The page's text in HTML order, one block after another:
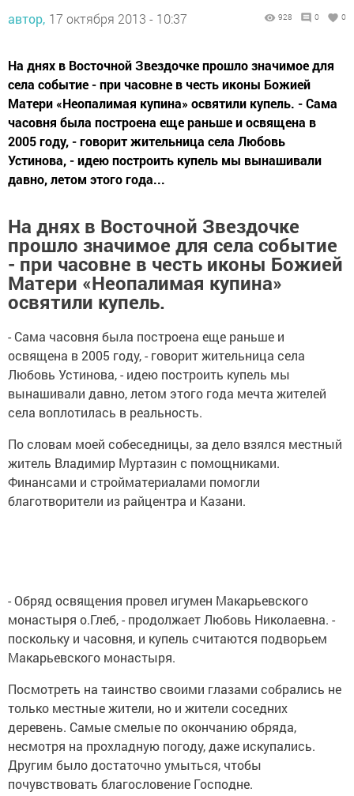
автор, 17 октября 2013 - 10:37 928 0 0
На днях в Восточной Звездочке прошло значимое для
села событие - при часовне в честь иконы Божией
Матери «Неопалимая купина» освятили купель. - Сама
часовня была построена еще раньше и освящена в
2005 году, - говорит жительница села Любовь
Устинова, - идею построить купель мы вынашивали
давно, летом этого года...
На днях в Восточной Звездочке
прошло значимое для села событие
- при часовне в честь иконы Божией
Матери «Неопалимая купина»
освятили купель.
- Сама часовня была построена еще раньше и
освящена в 2005 году, - говорит жительница села
Любовь Устинова, - идею построить купель мы
вынашивали давно, летом этого года мечта жителей
села воплотилась в реальность.
По словам моей собеседницы, за дело взялся местный
житель Владимир Муртазин с помощниками.
Финансами и стройматериалами помогли
благотворители из райцентра и Казани.
- Обряд освящения провел игумен Макарьевского
монастыря о.Глеб, - продолжает Любовь Николаевна. -
поскольку и часовня, и купель считаются подворьем
Макарьевского монастыря.
Посмотреть на таинство своими глазами собрались не
только местные жители, но и жители соседних
деревень. Самые смелые по окончанию обряда,
несмотря на прохладную погоду, даже искупались.
Другим было достаточно умыться, чтобы
почувствовать благословение Господне.